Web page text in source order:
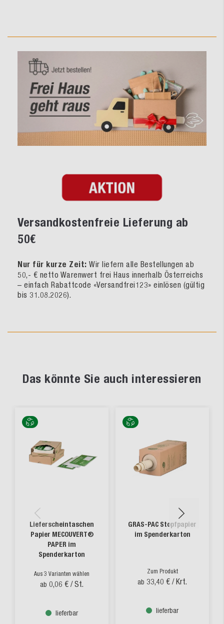
Versandkostenfreie Lieferung ab
50€
Nur für kurze Zeit: Wir liefern alle Bestellungen ab
50,- € netto Warenwert frei Haus innerhalb Österreichs
– einfach Rabattcode «Versandfrei123» einlösen (gültig
bis 31.08.2026).
Das könnte Sie auch interessieren
Lieferscheintaschen
Papier MECOUVERT®
PAPER im
Spenderkarton
Aus 3 Varianten wählen
ab 0,06 € / St.
lieferbar
GRAS-PAC Stopfpapier
im Spenderkarton
Zum Produkt
ab 33,40 € / Krt.
lieferbar